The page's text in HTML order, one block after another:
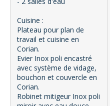
Cuisine :
Plateau pour plan de
travail et cuisine en
Corian.
Evier Inox poli encastré
avec système de vidage,
bouchon et couvercle en
Corian.
Robinet mitigeur Inox poli